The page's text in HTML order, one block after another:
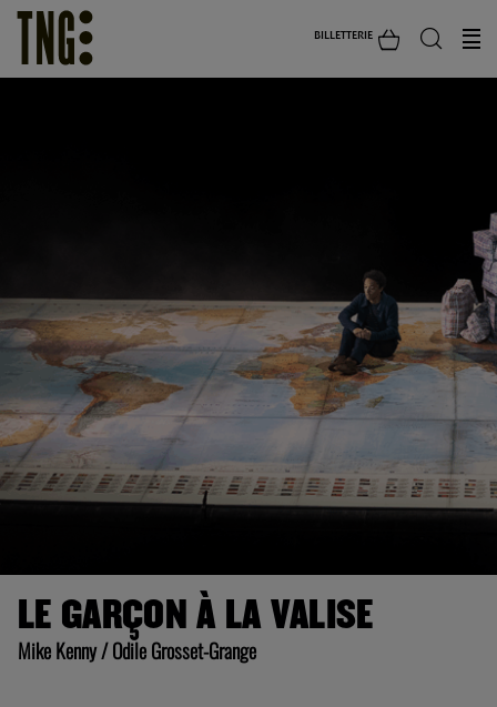
BILLETTERIE
LE GARÇON À LA VALISE
Mike Kenny / Odile Grosset-Grange